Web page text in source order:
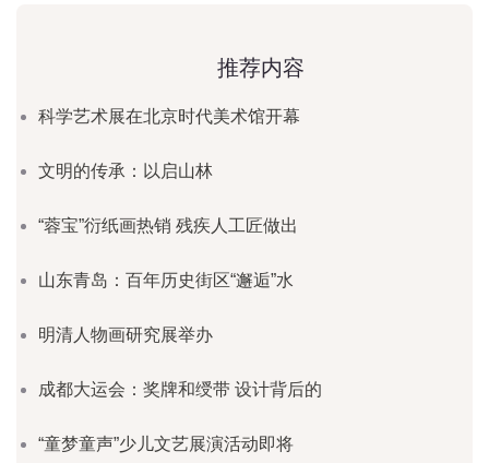
推荐内容
科学艺术展在北京时代美术馆开幕
文明的传承：以启山林
“蓉宝”衍纸画热销 残疾人工匠做出
山东青岛：百年历史街区“邂逅”水
明清人物画研究展举办
成都大运会：奖牌和绶带 设计背后的
“童梦童声”少儿文艺展演活动即将